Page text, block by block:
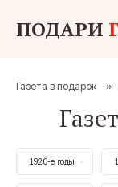
ПОДАРИ
Газета в подарок »
1920-е годы